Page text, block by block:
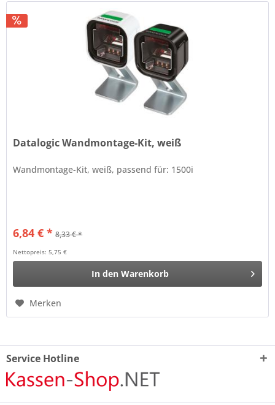
Datalogic Wandmontage-Kit, weiß
Wandmontage-Kit, weiß, passend für: 1500i
6,84 € * 8,33 € *
Nettopreis: 5,75 €
In den Warenkorb
Merken
Service Hotline